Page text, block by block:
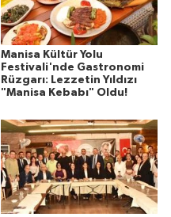
Manisa Kültür Yolu
Festivali'nde Gastronomi
Rüzgarı: Lezzetin Yıldızı
"Manisa Kebabı" Oldu!